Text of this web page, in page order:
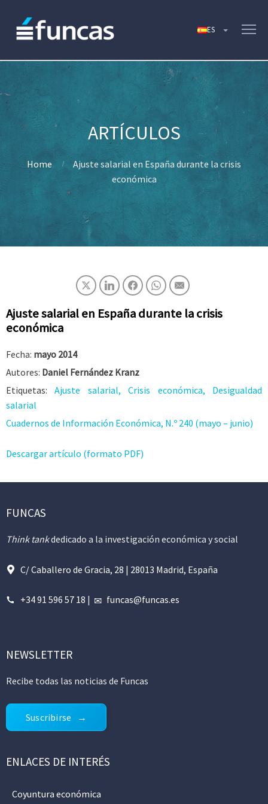
Home
Ajuste salarial en España durante la crisis
económica
Ajuste salarial en España durante la crisis
económica
Fecha: mayo 2014
Autores: Daniel Fernández Kranz
Etiquetas:Ajuste salarial, Crisis económica, Desigualdad
salarial
Cuadernos de Información Económica, N.º 240 (mayo – junio)
Descargar artículo (formato PDF)
FUNCAS
Think tankdedicado a la investigación económica y social
C/ Caballero de Gracia, 28 | 28013 Madrid, España
+34 91 596 57 18 | funcas@funcas.es
NEWSLETTER
Recibe todas las noticias de Funcas
Suscribirse
ENLACES DE INTERÉS
Coyuntura económica